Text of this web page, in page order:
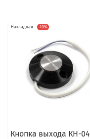
Накладная -10%
Кнопка выхода КН-04